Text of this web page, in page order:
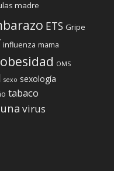
madre
ETS Gripe
influenza mama
obesidad OMS
sexo sexología
tabaco
virus